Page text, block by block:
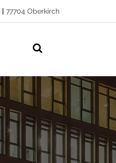
| 77704 Oberkirch